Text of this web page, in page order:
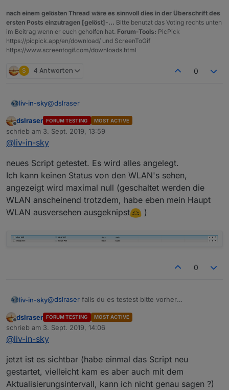
nach einem gelösten Thread wäre es sinnvoll dies in der Überschrift des
ersten Posts einzutragen [gelöst]-... Bitte benutzt das Voting rechts unten
im Beitrag wenn er euch geholfen hat. Forum-Tools: PicPick
https://picpick.app/en/download/ und ScreenToGif
https://www.screentogif.com/downloads.html
S 4 Antworten 0
liv-in-sky@dslraser
das neuste script
werd mir das anwesenheitsspiel noch näher ansehen
- aber wenn alles funktioniert sollte das so klappen
Offline
dslraser FORUM TESTING MOST ACTIVE
schrieb am 3. Sept. 2019, 13:59
zuletzt editiert von
@liv-in-sky
neues Script getestet. Es wird alles angelegt.
Ich kann keinen Status von den WLAN's sehen,
angezeigt wird maximal null (geschaltet werden die
WLAN anscheinend trotzdem, habe eben mein Haupt
WLAN ausversehen ausgeknipst
)
0
liv-in-sky@dslraser falls du es testest bitte vorher
gehe jetzt kurz rasenmähen - muss mal vom rechner
weg :-)
Offline
dslraser FORUM TESTING MOST ACTIVE
schrieb am 3. Sept. 2019, 14:06
zuletzt editiert von
@liv-in-sky
jetzt ist es sichtbar (habe einmal das Script neu
gestartet, vielleicht kam es aber auch mit dem
Aktualisierungsintervall, kann ich nicht genau sagen ?)